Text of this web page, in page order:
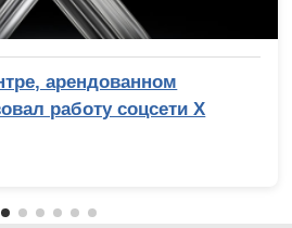
арендованном
работу соцсети X